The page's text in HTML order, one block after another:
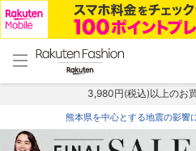
menu home
トップ
3,980円(税込)以上のお
熊本県を中心とする地震の影響